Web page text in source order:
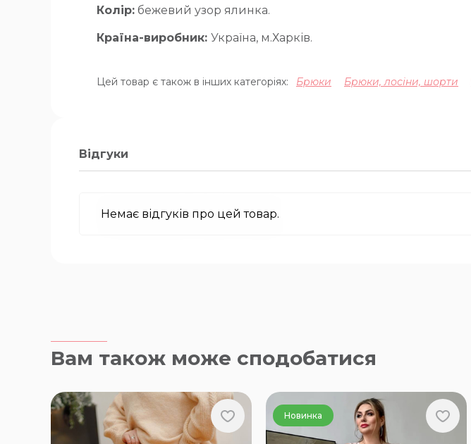
Колір: бежевий узор ялинка.
Країна-виробник: Україна, м.Харків.
Цей товар є також в інших категоріях: Брюки Брюки, лосіни, шорти
Відгуки
Немає відгуків про цей товар.
Вам також може сподобатися
Новинка